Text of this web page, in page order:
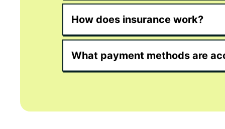
How does insurance work?
What payment methods are